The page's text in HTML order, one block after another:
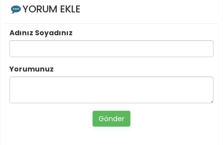
YORUM EKLE
Adınız Soyadınız
Yorumunuz
Gönder